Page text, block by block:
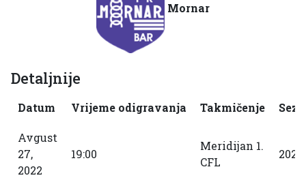
Mornar
Detaljnije
Datum Vrijeme odigravanja Takmičenje
Avgust
27,
2022
19:00
Meridijan 1.
CFL